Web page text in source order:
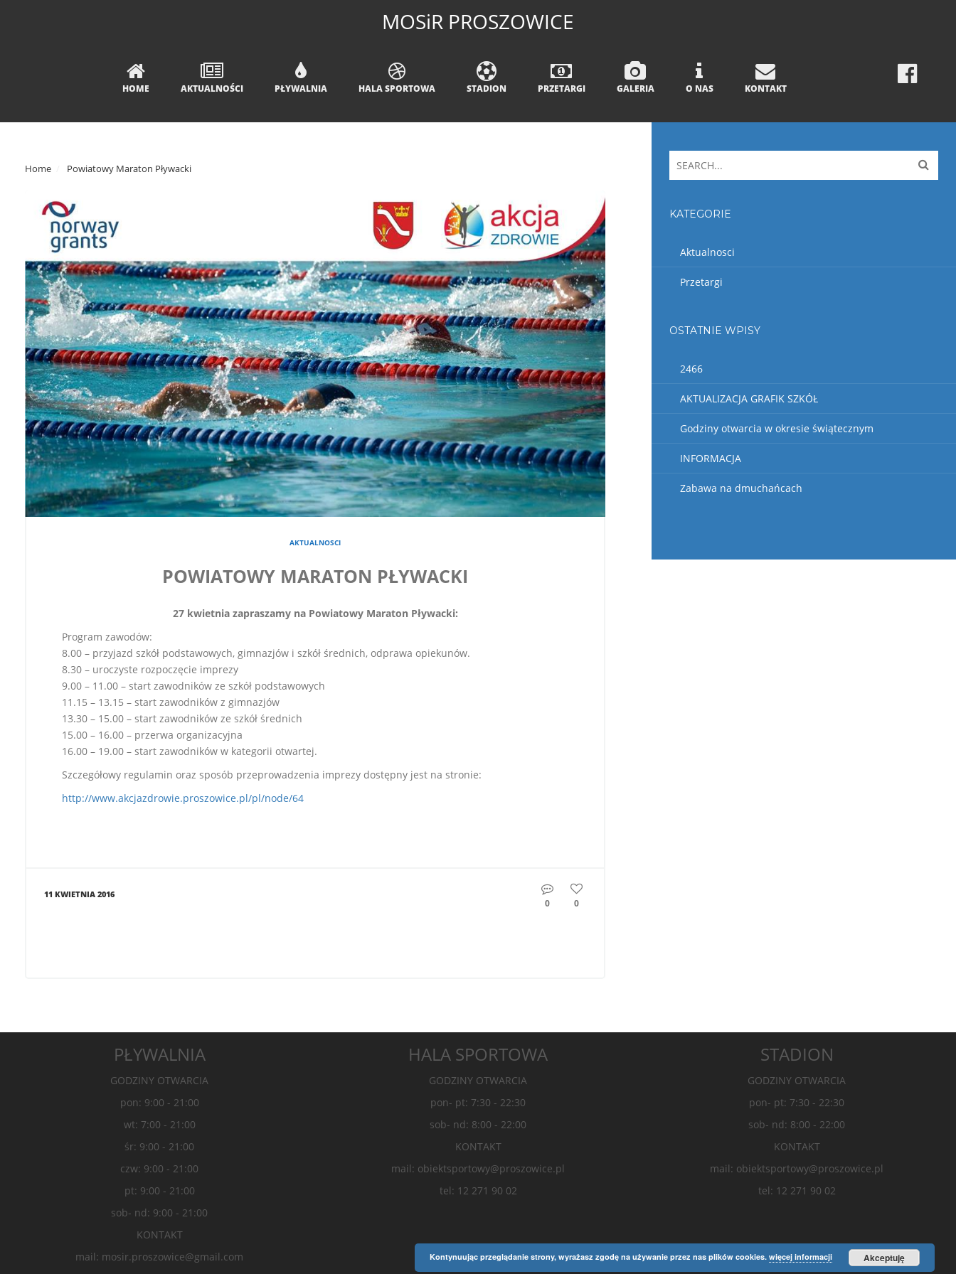
MOSiR PROSZOWICE
HOME AKTUALNOŚCI PŁYWALNIA HALA SPORTOWA STADION PRZETARGI GALERIA O NAS KONTAKT
Home Powiatowy Maraton Pływacki
AKTUALNOSCI
POWIATOWY MARATON PŁYWACKI
27 kwietnia zapraszamy na Powiatowy Maraton Pływacki:
Program zawodów:
8.00 – przyjazd szkół podstawowych, gimnazjów i szkół średnich, odprawa opiekunów.
8.30 – uroczyste rozpoczęcie imprezy
9.00 – 11.00 – start zawodników ze szkół podstawowych
11.15 – 13.15 – start zawodników z gimnazjów
13.30 – 15.00 – start zawodników ze szkół średnich
15.00 – 16.00 – przerwa organizacyjna
16.00 – 19.00 – start zawodników w kategorii otwartej.
Szczegółowy regulamin oraz sposób przeprowadzenia imprezy dostępny jest na stronie:
http://www.akcjazdrowie.proszowice.pl/pl/node/64
11 KWIETNIA 2016
0 0
KATEGORIE
Aktualnosci
Przetargi
OSTATNIE WPISY
2466
AKTUALIZACJA GRAFIK SZKÓŁ
Godziny otwarcia w okresie świątecznym
INFORMACJA
Zabawa na dmuchańcach
PŁYWALNIA
GODZINY OTWARCIA
pon: 9:00 - 21:00
wt: 7:00 - 21:00
śr: 9:00 - 21:00
czw: 9:00 - 21:00
pt: 9:00 - 21:00
sob- nd: 9:00 - 21:00
KONTAKT
mail: mosir.proszowice@gmail.com
HALA SPORTOWA
GODZINY OTWARCIA
pon- pt: 7:30 - 22:30
sob- nd: 8:00 - 22:00
KONTAKT
mail: obiektsportowy@proszowice.pl
tel: 12 271 90 02
STADION
GODZINY OTWARCIA
pon- pt: 7:30 - 22:30
sob- nd: 8:00 - 22:00
KONTAKT
mail: obiektsportowy@proszowice.pl
tel: 12 271 90 02
Kontynuując przeglądanie strony, wyrażasz zgodę na używanie przez nas plików cookies. więcej informacji Akceptuję